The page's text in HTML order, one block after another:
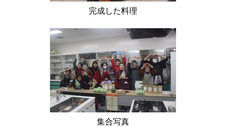
完成した料理
集合写真